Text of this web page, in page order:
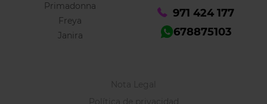
Primadonna
Freya
Janira
971 424 177
678875103
Nota Legal
Política de privacidad